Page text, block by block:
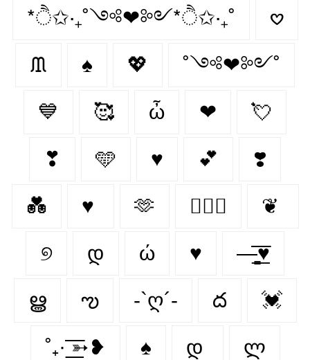
*ੈ✩‧₊˚༺❤︎༻*ੈ✩‧₊˚ 𖹭
ᙢ ♠ 💖 ˚༺❤︎༻˚
💙 🥰 ὦ ❤︎‬ 💘
❣ 🩵 ♥ 💕 ❣️
💑 ♥ 🫶 👩‍❤️‍👨 ❦
୭ დ ώ ♥︎ —̳͟͞͞♥
ൠ ఌ︎ -`ღ´- ద 💓
˚₊· ͟͟͞͞➳❥ ♠️ დ ლ